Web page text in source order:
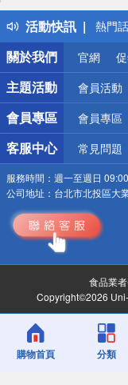
活動快訊
得獎
熱門
銀行
偏遠
詐騙
關於我們
官網
主題活動 會員活動
會員專區 會員專區
客服中心 常見問題
服務時間： 週一至週日
公司地址： 台北市北投區大
食品業
Copyright©2026
購物首頁 分類